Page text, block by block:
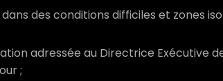
des conditions difficiles et zones
adressée au Directrice Exécutive
;